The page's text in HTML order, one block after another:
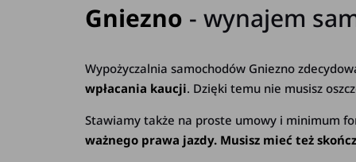
Gniezno - wynajem
Wypożyczalnia samochodów Gniezno
wpłacania kaucji. Dzięki temu nie musisz
Stawiamy także na proste umowy i minimum
ważnego prawa jazdy. Musisz mieć też